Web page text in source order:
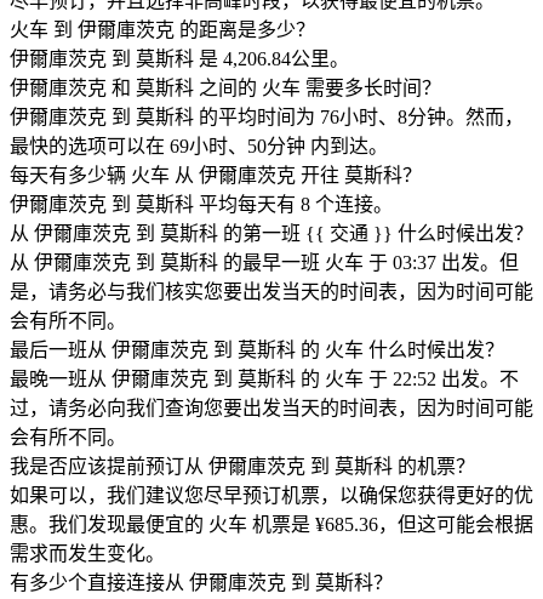
火车 到 伊爾庫茨克 的距离是多少？
伊爾庫茨克 到 莫斯科 是 4,206.84公里。
伊爾庫茨克 和 莫斯科 之间的 火车 需要多长时间？
伊爾庫茨克 到 莫斯科 的平均时间为 76小时、8分钟。然而，
最快的选项可以在 69小时、50分钟 内到达。
每天有多少辆 火车 从 伊爾庫茨克 开往 莫斯科？
伊爾庫茨克 到 莫斯科 平均每天有 8 个连接。
从 伊爾庫茨克 到 莫斯科 的第一班 {{ 交通 }} 什么时候出发？
从 伊爾庫茨克 到 莫斯科 的最早一班 火车 于 03:37 出发。但
是，请务必与我们核实您要出发当天的时间表，因为时间可能
会有所不同。
最后一班从 伊爾庫茨克 到 莫斯科 的 火车 什么时候出发？
最晚一班从 伊爾庫茨克 到 莫斯科 的 火车 于 22:52 出发。不
过，请务必向我们查询您要出发当天的时间表，因为时间可能
会有所不同。
我是否应该提前预订从 伊爾庫茨克 到 莫斯科 的机票？
如果可以，我们建议您尽早预订机票，以确保您获得更好的优
惠。我们发现最便宜的 火车 机票是 ¥685.36，但这可能会根据
需求而发生变化。
有多少个直接连接从 伊爾庫茨克 到 莫斯科？